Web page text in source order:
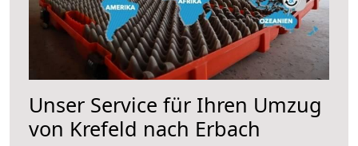
Unser Service für Ihren Umzug
von Krefeld nach Erbach